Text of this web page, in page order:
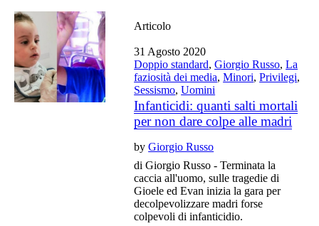
Articolo
31 Agosto 2020
Doppio standard,Giorgio Russo,La
faziosità dei media,Minori,Privilegi,
Sessismo,Uomini
Infanticidi: quanti salti mortali
per non dare colpe alle madri
byGiorgio Russo
di Giorgio Russo - Terminata la
caccia all'uomo, sulle tragedie di
Gioele ed Evan inizia la gara per
decolpevolizzare madri forse
colpevoli di infanticidio.